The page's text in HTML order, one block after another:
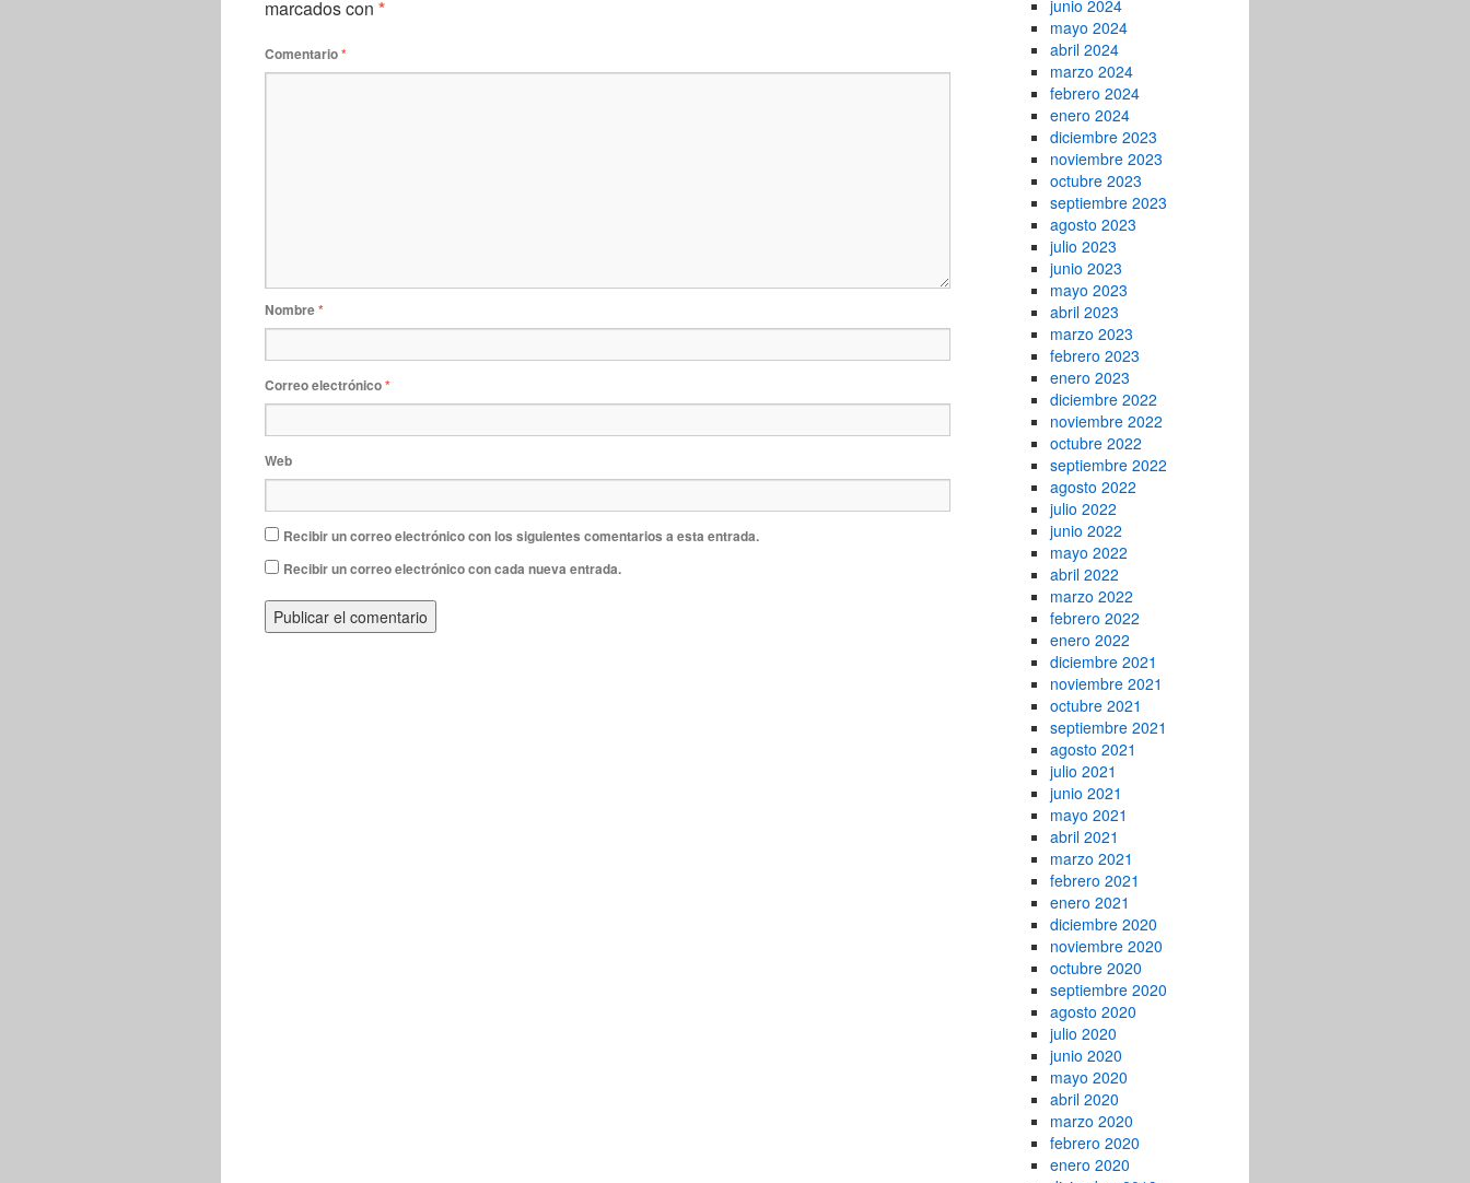
marcados con *
Comentario*
Nombre*
Correo electrónico*
Web
Recibir un correo electrónico con los siguientes comentarios a esta entrada.
Recibir un correo electrónico con cada nueva entrada.
junio 2024
mayo 2024
abril 2024
marzo 2024
febrero 2024
enero 2024
diciembre 2023
noviembre 2023
octubre 2023
septiembre 2023
agosto 2023
julio 2023
junio 2023
mayo 2023
abril 2023
marzo 2023
febrero 2023
enero 2023
diciembre 2022
noviembre 2022
octubre 2022
septiembre 2022
agosto 2022
julio 2022
junio 2022
mayo 2022
abril 2022
marzo 2022
febrero 2022
enero 2022
diciembre 2021
noviembre 2021
octubre 2021
septiembre 2021
agosto 2021
julio 2021
junio 2021
mayo 2021
abril 2021
marzo 2021
febrero 2021
enero 2021
diciembre 2020
noviembre 2020
octubre 2020
septiembre 2020
agosto 2020
julio 2020
junio 2020
mayo 2020
abril 2020
marzo 2020
febrero 2020
enero 2020